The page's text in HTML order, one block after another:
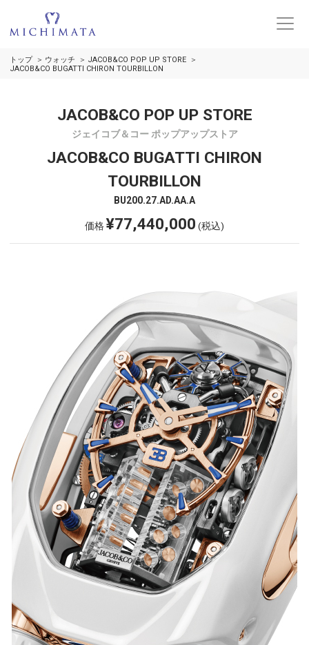
トップ ウォッチ
JACOB&CO POP UP STORE
JACOB&CO BUGATTI CHIRON TOURBILLON
JACOB&CO POP UP STORE
ジェイコブ＆コー ポップアップストア
JACOB&CO BUGATTI CHIRON
TOURBILLON
BU200.27.AD.AA.A
価格¥77,440,000 (税込)